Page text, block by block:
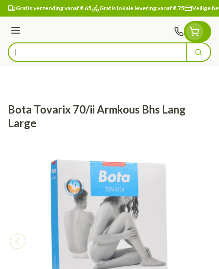
Ga naar de inhoud
Gratis verzending vanaf € 65 Gratis lokale levering vanaf € 75 Veilige
Menu
Product, merk, categorie... Zoek
Bota Tovarix 70/ii Armkous Bhs Lang
Large